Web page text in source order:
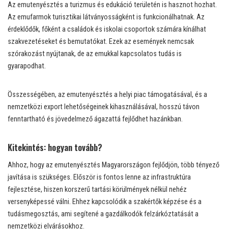
Az emutenyésztés a turizmus és edukáció területén is hasznot hozhat.
Az emufarmok turisztikai látványosságként is funkcionálhatnak. Az
érdeklődők, főként a családok és iskolai csoportok számára kínálhat
szakvezetéseket és bemutatókat. Ezek az események nemcsak
szórakozást nyújtanak, de az emukkal kapcsolatos tudás is
gyarapodhat.
Összességében, az emutenyésztés a helyi piac támogatásával, és a
nemzetközi export lehetőségeinek kihasználásával, hosszú távon
fenntartható és jövedelmező ágazattá fejlődhet hazánkban.
Kitekintés: hogyan tovább?
Ahhoz, hogy az emutenyésztés Magyarországon fejlődjön, több tényező
javítása is szükséges. Először is fontos lenne az infrastruktúra
fejlesztése, hiszen korszerű tartási körülmények nélkül nehéz
versenyképessé válni. Ehhez kapcsolódik a szakértők képzése és a
tudásmegosztás, ami segítené a gazdálkodók felzárkóztatását a
nemzetközi elvárásokhoz.